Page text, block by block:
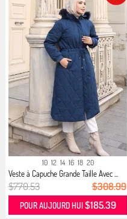
10 12 14 16 18 20
Veste à Capuche Grande Taille Avec ...
$770.53 $308.99
POUR AUJOURD HUI $185.39